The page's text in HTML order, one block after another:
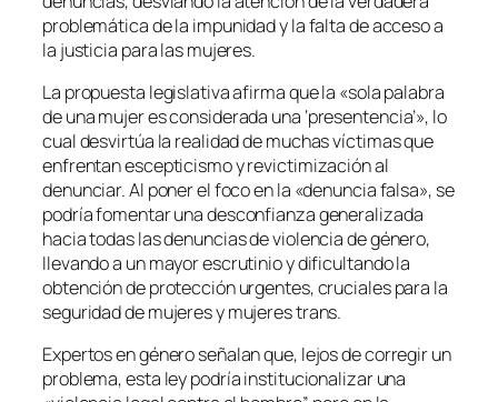
problemática de la impunidad y la falta de acceso a
la justicia para las mujeres.
La propuesta legislativa afirma que la «sola palabra
de una mujer es considerada una ‘presentencia’», lo
cual desvirtúa la realidad de muchas víctimas que
enfrentan escepticismo y revictimización al
denunciar. Al poner el foco en la «denuncia falsa», se
podría fomentar una desconfianza generalizada
hacia todas las denuncias de violencia de género,
llevando a un mayor escrutinio y dificultando la
obtención de protección urgentes, cruciales para la
seguridad de mujeres y mujeres trans.
Expertos en género señalan que, lejos de corregir un
problema, esta ley podría institucionalizar una